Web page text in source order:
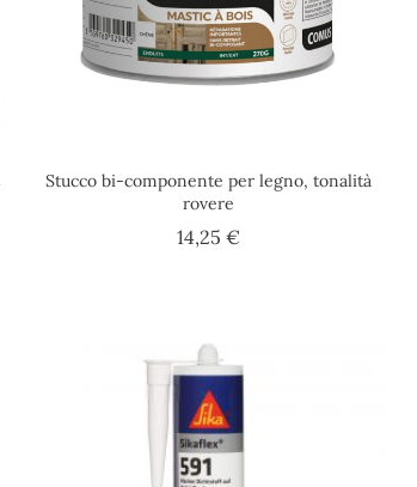
Stucco bi-componente per legno, tonalità
rovere
14,25 €Prezzo